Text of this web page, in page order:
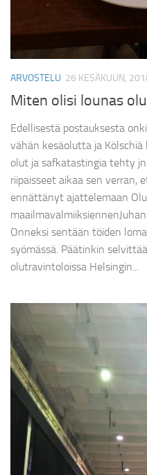
ARVOSTELU 26 KESÄKUUN,
Miten olisi lounas
Edellisestä postauksesta
vähän kesäolutta ja
olut ja safkatastingia tehty
riipaisseet aikaa sen verran,
ennättänyt ajattelemaan
Onneksi sentään töiden
syömässä. Päätinkin
olutravintoloissa Helsingin...